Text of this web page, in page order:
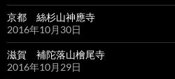
京都 絲杉山神應寺
2016年10月30日
滋賀 補陀落山檜尾寺
2016年10月29日